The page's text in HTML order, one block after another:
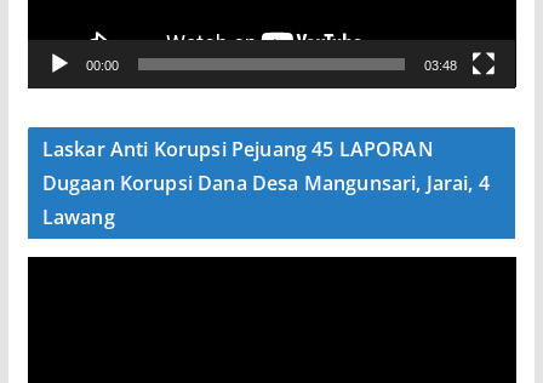
V
e
00:00 03:48
Laskar Anti Korupsi Pejuang 45 LAPORAN
Dugaan Korupsi Dana Desa Mangunsari, Jarai, 4
Lawang